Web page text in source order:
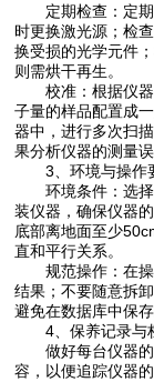
定期检查：定期
时更换激光源；检
换受损的光学元件
则需烘干再生。
校准：根据仪器
子量的样品配置成
器中，进行多次扫
果分析仪器的测量
3、环境与操作
环境条件：选择
装仪器，确保仪器
底部离地面至少
直和平行关系。
规范操作：在操
结果；不要随意拆
避免在数据库中保
4、保养记录与
做好每台仪器的
容，以便追踪仪器